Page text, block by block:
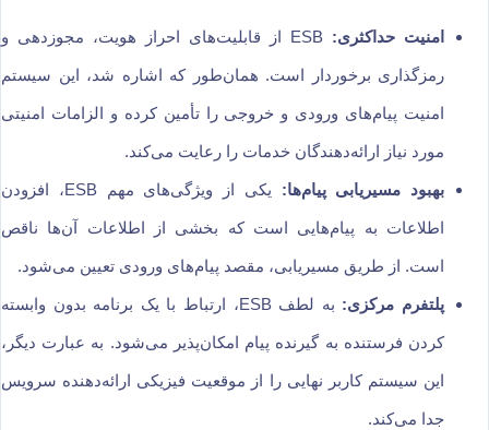
امنیت حداکثری: ESB از قابلیت‌های احراز هویت، مجوزدهی و
رمزگذاری برخوردار است. همان‌طور که اشاره شد، این سیستم
امنیت پیام‌های ورودی و خروجی را تأمین کرده و الزامات امنیتی
مورد نیاز ارائه‌دهندگان خدمات را رعایت می‌کند.
بهبود مسیر‌یابی پیام‌ها: یکی از ویژگی‌های مهم ESB، افزودن
اطلاعات به پیام‌هایی است که بخشی از اطلاعات آن‌ها ناقص
است. از طریق مسیریابی، مقصد پیام‌های ورودی تعیین می‌شود.
پلتفرم مرکزی: به لطف ESB، ارتباط با یک برنامه بدون وابسته
کردن فرستنده به گیرنده پیام امکان‌پذیر می‌شود. به عبارت دیگر،
این سیستم کاربر نهایی را از موقعیت فیزیکی ارائه‌دهنده سرویس
جدا می‌کند.